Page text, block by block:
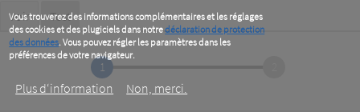
Vous trouverez des informations complémentaires et les réglages
des cookies et des plugiciels dans notredéclaration de protection
des données. Vous pouvez régler les paramètres dans les
préférences de votre navigateur.
Plus d‘information Non, merci.
Primary
tabs
Voir Test(active
tab)
1